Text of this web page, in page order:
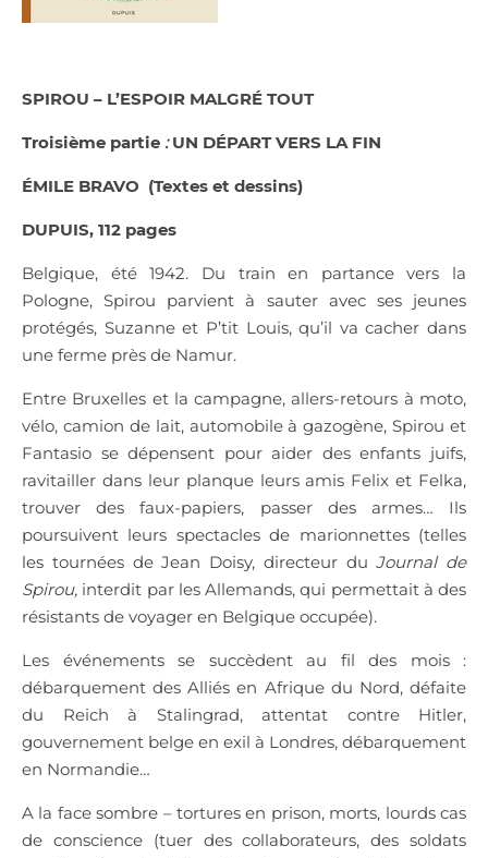
SPIROU – L’ESPOIR MALGRÉ TOUT
Troisième partie :UN DÉPART VERS LA FIN
ÉMILE BRAVO (Textes et dessins)
DUPUIS, 112 pages
Belgique, été 1942. Du train en partance vers la
Pologne, Spirou parvient à sauter avec ses jeunes
protégés, Suzanne et P’tit Louis, qu’il va cacher dans
une ferme près de Namur.
Entre Bruxelles et la campagne, allers-retours à moto,
vélo, camion de lait, automobile à gazogène, Spirou et
Fantasio se dépensent pour aider des enfants juifs,
ravitailler dans leur planque leurs amis Felix et Felka,
trouver des faux-papiers, passer des armes… Ils
poursuivent leurs spectacles de marionnettes (telles
les tournées de Jean Doisy, directeur duJournal de
Spirou, interdit par les Allemands, qui permettait à des
résistants de voyager en Belgique occupée).
Les événements se succèdent au fil des mois :
débarquement des Alliés en Afrique du Nord, défaite
du Reich à Stalingrad, attentat contre Hitler,
gouvernement belge en exil à Londres, débarquement
en Normandie…
A la face sombre – tortures en prison, morts, lourds cas
de conscience (tuer des collaborateurs, des soldats